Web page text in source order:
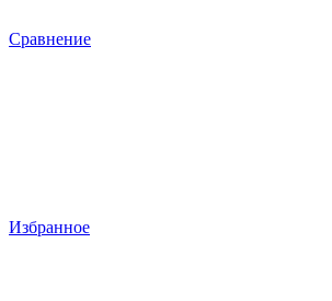
Сравнение
Избранное